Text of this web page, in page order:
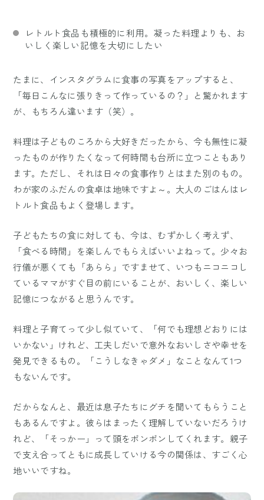
レトルト食品も積極的に利用。凝った料理よりも、お
いしく楽しい記憶を大切にしたい
たまに、インスタグラムに食事の写真をアップすると、
「毎日こんなに張りきって作っているの？」と驚かれます
が、もちろん違います（笑）。
料理は子どものころから大好きだったから、今も無性に凝
ったものが作りたくなって何時間も台所に立つこともあり
ます。ただし、それは日々の食事作りとはまた別のもの。
わが家のふだんの食卓は地味ですよ～。大人のごはんはレ
トルト食品もよく登場します。
子どもたちの食に対しても、今は、むずかしく考えず、
「食べる時間」を楽しんでもらえばいいよねって。少々お
行儀が悪くても「あらら」ですませて、いつもニコニコし
ているママがすぐ目の前にいることが、おいしく、楽しい
記憶につながると思うんです。
料理と子育てって少し似ていて、「何でも理想どおりには
いかない」けれど、工夫しだいで意外なおいしさや幸せを
発見できるもの。「こうしなきゃダメ」なことなんて1つ
もないんです。
だからなんと、最近は息子たちにグチを聞いてもらうこと
もあるんですよ。彼らはまったく理解していないだろうけ
れど、「そっかー」って頭をポンポンしてくれます。親子
で支え合ってともに成長していける今の関係は、すごく心
地いいですね。